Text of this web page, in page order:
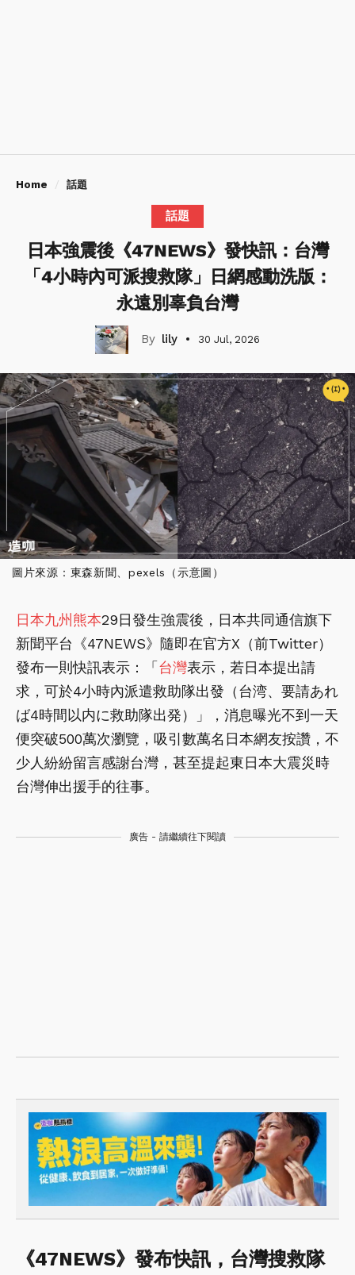
Home 話題
話題
日本強震後《47NEWS》發快訊：台灣
「4小時內可派搜救隊」日網感動洗版：
永遠別辜負台灣
lily 30 Jul, 2026
圖片來源：東森新聞、pexels（示意圖）
日本九州 熊本29日發生強震後，日本共同通信旗下
新聞平台《47NEWS》隨即在官方X（前Twitter）
發布一則快訊表示：「 台灣表示，若日本提出請
求，可於4小時內派遣救助隊出發（台湾、要請あれ
ば4時間以内に救助隊出発）」，消息曝光不到一天
便突破500萬次瀏覽，吸引數萬名日本網友按讚，不
少人紛紛留言感謝台灣，甚至提起東日本大震災時
台灣伸出援手的往事。
廣告 - 請繼續往下閱讀
《47NEWS》發布快訊，台灣搜救隊